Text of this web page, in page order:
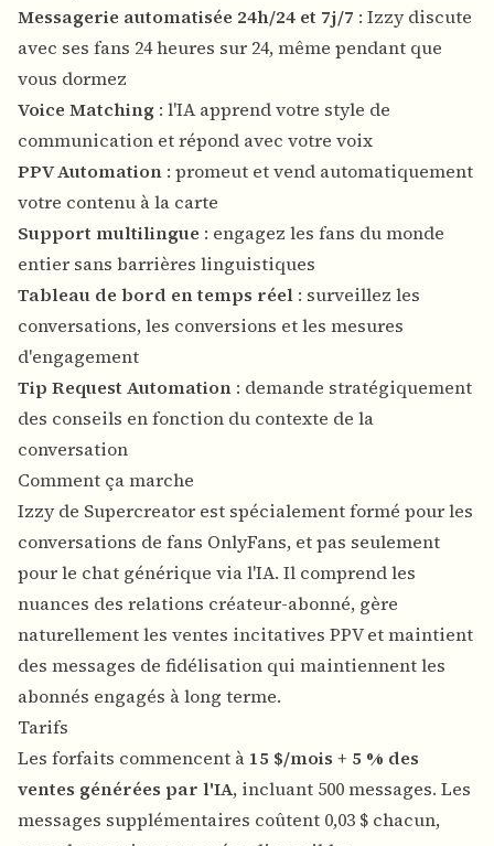
Messagerie automatisée 24h/24 et 7j/7 : Izzy discute
avec ses fans 24 heures sur 24, même pendant que
vous dormez
Voice Matching : l'IA apprend votre style de
communication et répond avec votre voix
PPV Automation : promeut et vend automatiquement
votre contenu à la carte
Support multilingue : engagez les fans du monde
entier sans barrières linguistiques
Tableau de bord en temps réel : surveillez les
conversations, les conversions et les mesures
d'engagement
Tip Request Automation : demande stratégiquement
des conseils en fonction du contexte de la
conversation
Comment ça marche
Izzy de Supercreator est spécialement formé pour les
conversations de fans OnlyFans, et pas seulement
pour le chat générique via l'IA. Il comprend les
nuances des relations créateur-abonné, gère
naturellement les ventes incitatives PPV et maintient
des messages de fidélisation qui maintiennent les
abonnés engagés à long terme.
Tarifs
Les forfaits commencent à 15 $/mois + 5 % des
ventes générées par l'IA, incluant 500 messages. Les
messages supplémentaires coûtent 0,03 $ chacun,